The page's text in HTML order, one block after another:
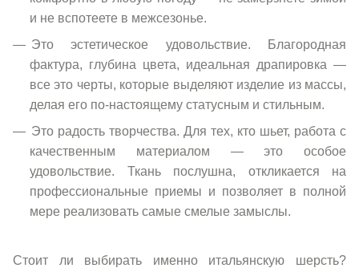
и не вспотеете в межсезонье.
Это эстетическое удовольствие. Благородная
фактура, глубина цвета, идеальная драпировка —
все это черты, которые выделяют изделие из массы,
делая его по-настоящему статусным и стильным.
Это радость творчества. Для тех, кто шьет, работа с
качественным материалом — это особое
удовольствие. Ткань послушна, откликается на
профессиональные приемы и позволяет в полной
мере реализовать самые смелые замыслы.
Стоит ли выбирать именно итальянскую шерсть?